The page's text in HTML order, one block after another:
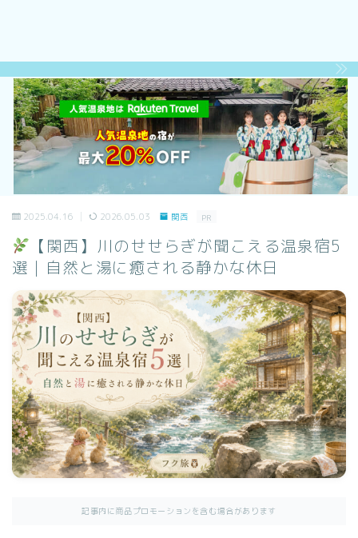
2025.04.16 2026.05.03 関西 PR
【関西】川のせせらぎが聞こえる温泉宿5
選｜自然と湯に癒される静かな休日
記事内に商品プロモーションを含む場合があります